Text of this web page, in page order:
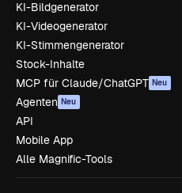
KI-Bildgenerator
KI-Videogenerator
KI-Stimmengenerator
Stock-Inhalte
MCP für Claude/ChatGPT Neu
Agenten Neu
API
Mobile App
Alle Magnific-Tools